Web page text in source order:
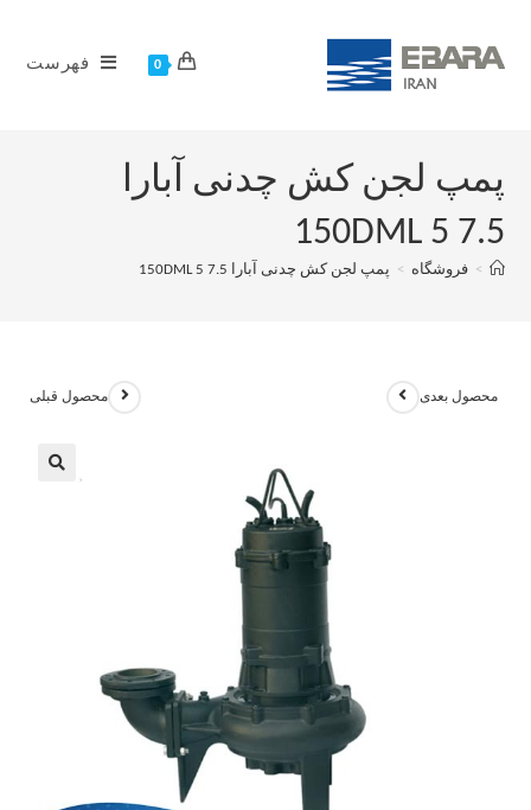
0 فهرست
پمپ لجن کش چدنی آبارا
150DML 5 7.5
> فروشگاه > پمپ لجن کش چدنی آبارا 150DML 5 7.5
محصول قبلی محصول بعدی